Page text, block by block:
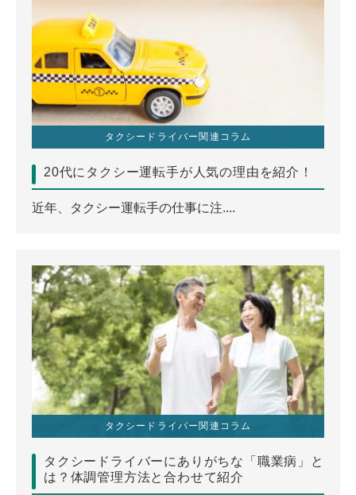
タクシードライバー関連コラム
20代にタクシー運転手が人気の理由を紹介！
近年、タクシー運転手の仕事に注....
タクシードライバー関連コラム
タクシードライバーにありがちな「職業病」と
は？体調管理方法と合わせて紹介